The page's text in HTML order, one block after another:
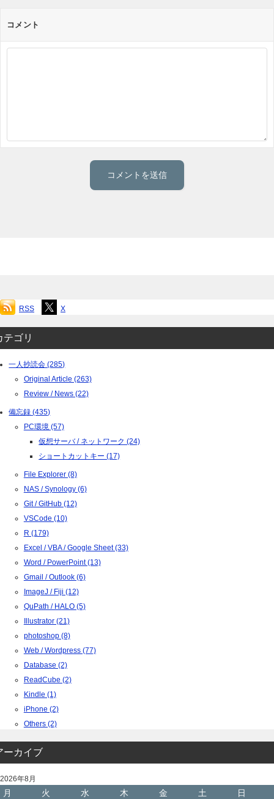
コメント
RSS X
テゴリ
一人抄読会 (285)
Original Article (263)
Review / News (22)
備忘録 (435)
PC環境 (57)
仮想サーバ / ネットワーク (24)
ショートカットキー (17)
File Explorer (8)
NAS / Synology (6)
Git / GitHub (12)
VSCode (10)
R (179)
Excel / VBA / Google Sheet (33)
Word / PowerPoint (13)
Gmail / Outlook (6)
ImageJ / Fiji (12)
QuPath / HALO (5)
Illustrator (21)
photoshop (8)
Web / Wordpress (77)
Database (2)
ReadCube (2)
Kindle (1)
iPhone (2)
Others (2)
ーカイブ
2026年8月
月 火 水 木 金 土 日